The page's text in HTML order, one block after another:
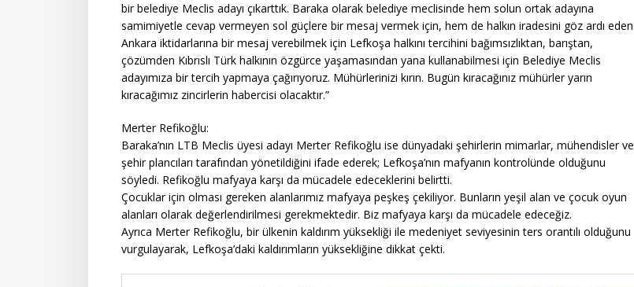
bir belediye Meclis adayı çıkarttık. Baraka olarak belediye meclisinde hem solun ortak adayına
samimiyetle cevap vermeyen sol güçlere bir mesaj vermek için, hem de halkın iradesini göz ardı eden
Ankara iktidarlarına bir mesaj verebilmek için Lefkoşa halkını tercihini bağımsızlıktan, barıştan,
çözümden Kıbrıslı Türk halkının özgürce yaşamasından yana kullanabilmesi için Belediye Meclis
adayımıza bir tercih yapmaya çağırıyoruz. Mühürlerinizi kırın. Bugün kıracağınız mühürler yarın
kıracağımız zincirlerin habercisi olacaktır.”
Merter Refikoğlu:
Baraka’nın LTB Meclis üyesi adayı Merter Refikoğlu ise dünyadaki şehirlerin mimarlar, mühendisler ve
şehir plancıları tarafından yönetildiğini ifade ederek; Lefkoşa’nın mafyanın kontrolünde olduğunu
söyledi. Refikoğlu mafyaya karşı da mücadele edeceklerini belirtti.
Çocuklar için olması gereken alanlarımız mafyaya peşkeş çekiliyor. Bunların yeşil alan ve çocuk oyun
alanları olarak değerlendirilmesi gerekmektedir. Biz mafyaya karşı da mücadele edeceğiz.
Ayrıca Merter Refikoğlu, bir ülkenin kaldırım yüksekliği ile medeniyet seviyesinin ters orantılı olduğunu
vurgulayarak, Lefkoşa’daki kaldırımların yüksekliğine dikkat çekti.